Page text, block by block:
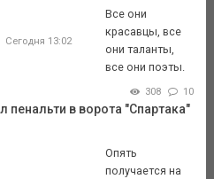
Сегодня 13:02
Все они
красавцы, все
они таланты,
все они поэты.
308 10
пенальти в ворота "Спартака"
Опять
получается на